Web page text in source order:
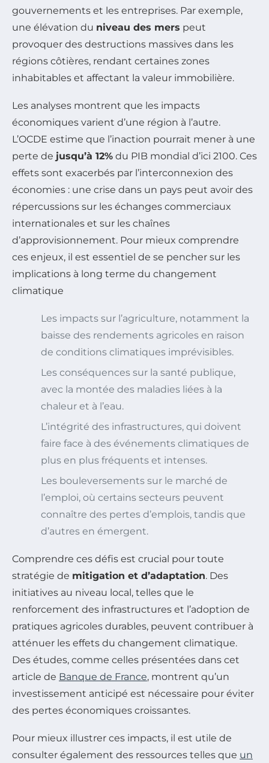
gouvernements et les entreprises. Par exemple,
une élévation du niveau des mers peut
provoquer des destructions massives dans les
régions côtières, rendant certaines zones
inhabitables et affectant la valeur immobilière.
Les analyses montrent que les impacts
économiques varient d’une région à l’autre.
L’OCDE estime que l’inaction pourrait mener à une
perte de jusqu’à 12% du PIB mondial d’ici 2100. Ces
effets sont exacerbés par l’interconnexion des
économies : une crise dans un pays peut avoir des
répercussions sur les échanges commerciaux
internationales et sur les chaînes
d’approvisionnement. Pour mieux comprendre
ces enjeux, il est essentiel de se pencher sur les
implications à long terme du changement
climatique
Les impacts sur l’agriculture, notamment la
baisse des rendements agricoles en raison
de conditions climatiques imprévisibles.
Les conséquences sur la santé publique,
avec la montée des maladies liées à la
chaleur et à l’eau.
L’intégrité des infrastructures, qui doivent
faire face à des événements climatiques de
plus en plus fréquents et intenses.
Les bouleversements sur le marché de
l’emploi, où certains secteurs peuvent
connaître des pertes d’emplois, tandis que
d’autres en émergent.
Comprendre ces défis est crucial pour toute
stratégie de mitigation et d’adaptation. Des
initiatives au niveau local, telles que le
renforcement des infrastructures et l’adoption de
pratiques agricoles durables, peuvent contribuer à
atténuer les effets du changement climatique.
Des études, comme celles présentées dans cet
article de Banque de France, montrent qu’un
investissement anticipé est nécessaire pour éviter
des pertes économiques croissantes.
Pour mieux illustrer ces impacts, il est utile de
consulter également des ressources telles que un